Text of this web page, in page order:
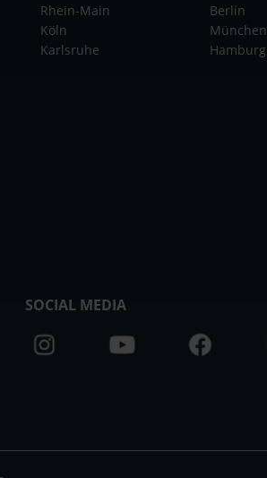
Rhein-Main
Köln
Karlsruhe
Berlin
München
Hamburg
SOCIAL MEDIA